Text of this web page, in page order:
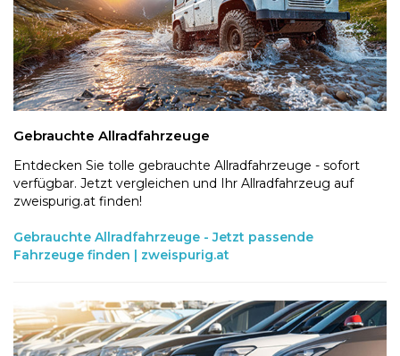
Gebrauchte Allradfahrzeuge
Entdecken Sie tolle gebrauchte Allradfahrzeuge - sofort
verfügbar. Jetzt vergleichen und Ihr Allradfahrzeug auf
zweispurig.at finden!
Gebrauchte Allradfahrzeuge - Jetzt passende
Fahrzeuge finden | zweispurig.at